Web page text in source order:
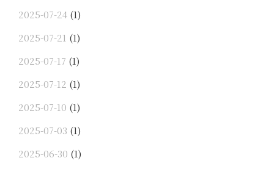
2025-07-24 (1)
2025-07-21 (1)
2025-07-17 (1)
2025-07-12 (1)
2025-07-10 (1)
2025-07-03 (1)
2025-06-30 (1)